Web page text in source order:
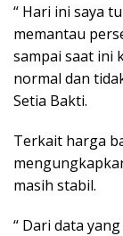
“ Hari ini saya
memantau
sampai saat ini
normal dan
Setia Bakti.
Terkait harga
masih stabil.
“ Dari data